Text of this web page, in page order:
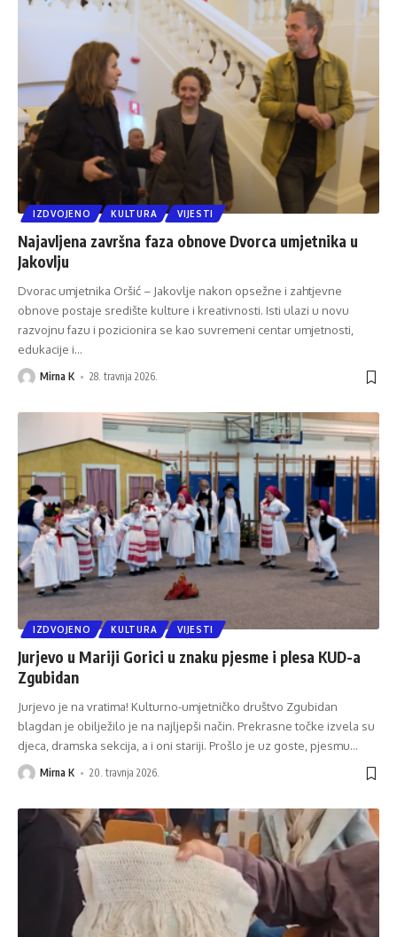
IZDVOJENO KULTURA VIJESTI
Najavljena završna faza obnove Dvorca umjetnika u
Jakovlju
Dvorac umjetnika Oršić – Jakovlje nakon opsežne i zahtjevne
obnove postaje središte kulture i kreativnosti. Isti ulazi u novu
razvojnu fazu i pozicionira se kao suvremeni centar umjetnosti,
edukacije i…
Mirna K 28. travnja 2026.
IZDVOJENO KULTURA VIJESTI
Jurjevo u Mariji Gorici u znaku pjesme i plesa KUD-a
Zgubidan
Jurjevo je na vratima! Kulturno-umjetničko društvo Zgubidan
blagdan je obilježilo je na najljepši način. Prekrasne točke izvela su
djeca, dramska sekcija, a i oni stariji. Prošlo je uz goste, pjesmu…
Mirna K 20. travnja 2026.